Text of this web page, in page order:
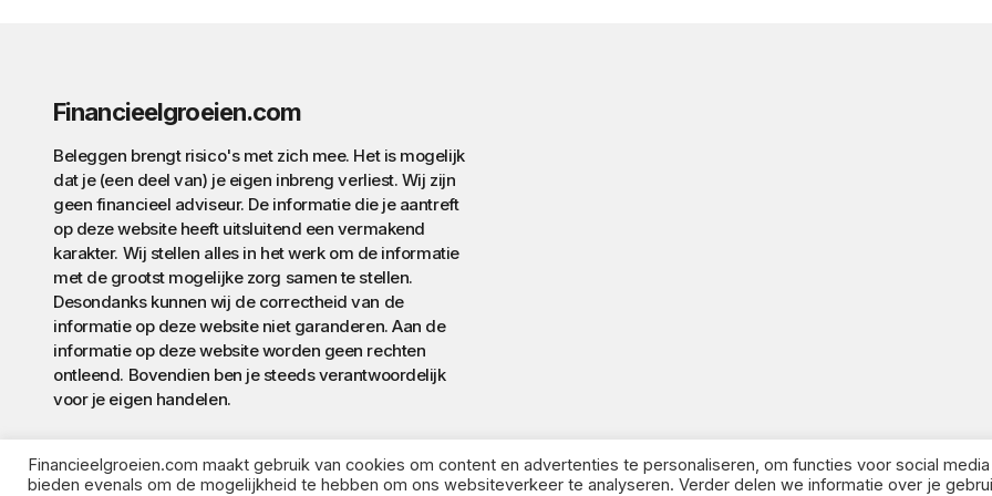
Financieelgroeien.com
Beleggen brengt risico's met zich mee. Het is mogelijk
dat je (een deel van) je eigen inbreng verliest. Wij zijn
geen financieel adviseur. De informatie die je aantreft
op deze website heeft uitsluitend een vermakend
karakter. Wij stellen alles in het werk om de informatie
met de grootst mogelijke zorg samen te stellen.
Desondanks kunnen wij de correctheid van de
informatie op deze website niet garanderen. Aan de
informatie op deze website worden geen rechten
ontleend. Bovendien ben je steeds verantwoordelijk
voor je eigen handelen.
Financieelgroeien.com maakt gebruik van cookies om content en advertenties te personaliseren, om functies voor social
bieden evenals om de mogelijkheid te hebben om ons websiteverkeer te analyseren. Verder delen we informatie over je